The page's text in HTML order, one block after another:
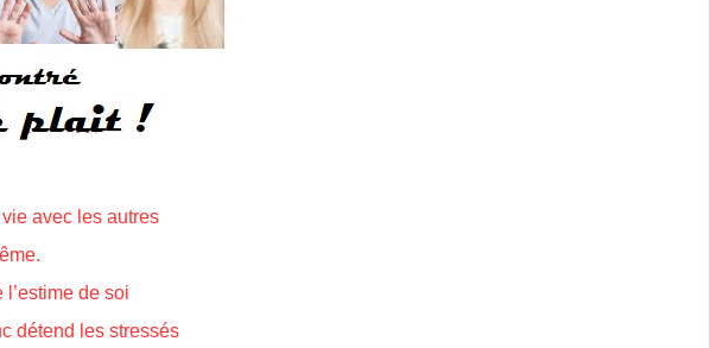
avec les autres
de soi
détend les stressés